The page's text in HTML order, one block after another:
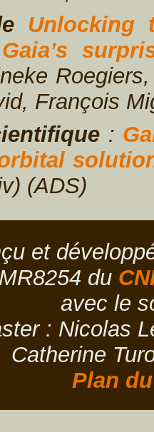
Unlocking
François
:
(ADS)
et
du
avec le
: Nicolas
Catherine
Plan